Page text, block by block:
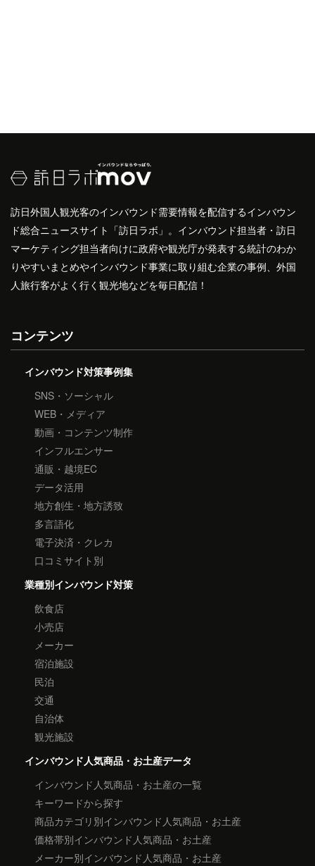
訪日外国人観光客のインバウンド需要情報を配信するインバウン
ド総合ニュースサイト「訪日ラボ」。インバウンド担当者・訪日
マーケティング担当者向けに政府や観光庁が発表する統計のわか
りやすいまとめやインバウンド事業に取り組む企業の事例、外国
人旅行客がよく行く観光地などを毎日配信！
コンテンツ
インバウンド対策事例集
SNS・ソーシャル
WEB・メディア
動画・コンテンツ制作
インフルエンサー
通販・越境EC
データ活用
地方創生・地方誘致
多言語化
電子決済・クレカ
口コミサイト別
業種別インバウンド対策
飲食店
小売店
メーカー
宿泊施設
民泊
交通
自治体
観光施設
インバウンド人気商品・お土産データ
インバウンド人気商品・お土産の一覧
キーワードから探す
商品カテゴリ別インバウンド人気商品・お土産
価格帯別インバウンド人気商品・お土産
メーカー別インバウンド人気商品・お土産